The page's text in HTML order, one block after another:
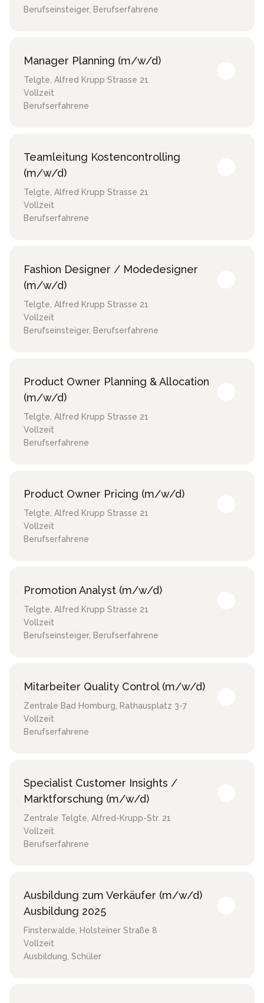
Berufseinsteiger, Berufserfahrene
Manager Planning (m/w/d)
Telgte, Alfred Krupp Strasse 21
Vollzeit
Berufserfahrene
Teamleitung Kostencontrolling
(m/w/d)
Telgte, Alfred Krupp Strasse 21
Vollzeit
Berufserfahrene
Fashion Designer / Modedesigner
(m/w/d)
Telgte, Alfred Krupp Strasse 21
Vollzeit
Berufseinsteiger, Berufserfahrene
Product Owner Planning & Allocation
(m/w/d)
Telgte, Alfred Krupp Strasse 21
Vollzeit
Berufserfahrene
Product Owner Pricing (m/w/d)
Telgte, Alfred Krupp Strasse 21
Vollzeit
Berufserfahrene
Promotion Analyst (m/w/d)
Telgte, Alfred Krupp Strasse 21
Vollzeit
Berufseinsteiger, Berufserfahrene
Mitarbeiter Quality Control (m/w/d)
Zentrale Bad Homburg, Rathausplatz 3-7
Vollzeit
Berufserfahrene
Specialist Customer Insights /
Marktforschung (m/w/d)
Zentrale Telgte, Alfred-Krupp-Str. 21
Vollzeit
Berufserfahrene
Ausbildung zum Verkäufer (m/w/d)
Ausbildung 2025
Finsterwalde, Holsteiner Straße 8
Vollzeit
Ausbildung, Schüler